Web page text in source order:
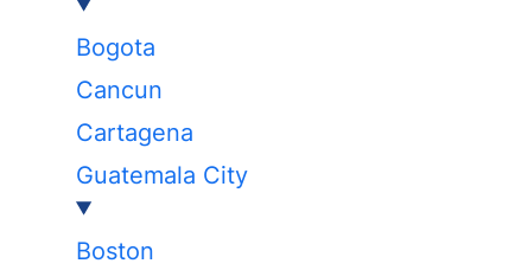
Bogota
Cancun
Cartagena
Guatemala City
Boston